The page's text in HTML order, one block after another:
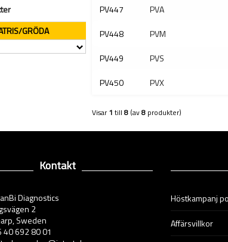
GRÖDA
PV447
PVA
PV448
PVM
PV449
PVS
PV450
PVX
Visar1 till 8 (av8 produkter)
Kontakt
Diagnostics
2
Sweden
40 692 80 01
Höstkampanj
Affärsvillkor